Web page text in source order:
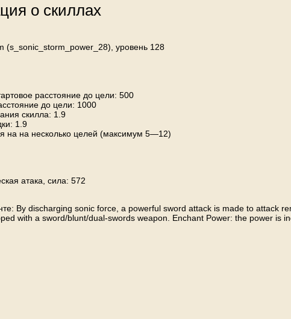
о скиллах
(s_sonic_storm_power_28), уровень 128
расстояние до цели: 500
до цели: 1000
скилла: 1.9
1.9
на на несколько целей (максимум 5—12)
атака, сила: 572
By discharging sonic force, a powerful sword attack is made to attack
with a sword/blunt/dual-swords weapon. Enchant Power: the power is